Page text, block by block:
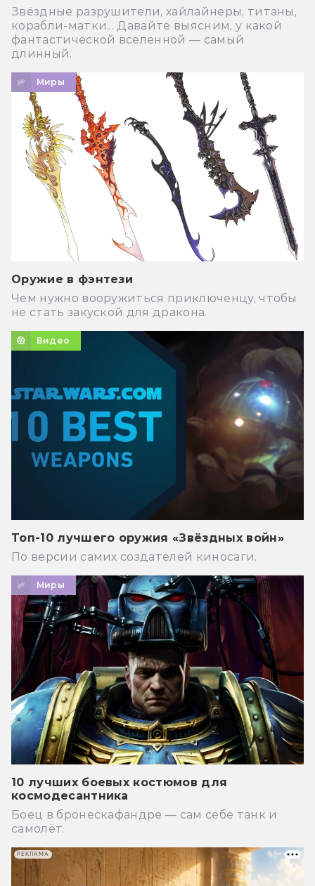
Звёздные разрушители, хайлайнеры, титаны,
корабли-матки... Давайте выясним, у какой
фантастической вселенной — самый
длинный.
Миры
Оружие в фэнтези
Чем нужно вооружиться приключенцу, чтобы
не стать закуской для дракона.
Видео
Топ-10 лучшего оружия «Звёздных войн»
По версии самих создателей киносаги.
Миры
10 лучших боевых костюмов для
космодесантника
Боец в бронескафандре — сам себе танк и
самолёт.
РЕКЛАМА